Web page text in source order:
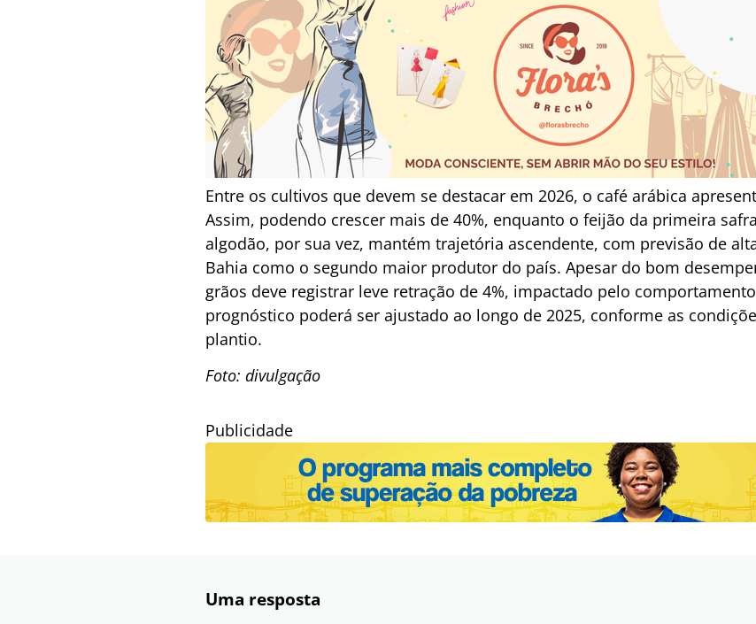
Entre os cultivos que devem se destacar em 2026, o café arábica
Assim, podendo crescer mais de 40%, enquanto o feijão da primeira
algodão, por sua vez, mantém trajetória ascendente, com previsão de
Bahia como o segundo maior produtor do país. Apesar do bom
grãos deve registrar leve retração de 4%, impactado pelo
prognóstico poderá ser ajustado ao longo de 2025, conforme as
plantio.
Foto: divulgação
Publicidade
Uma resposta